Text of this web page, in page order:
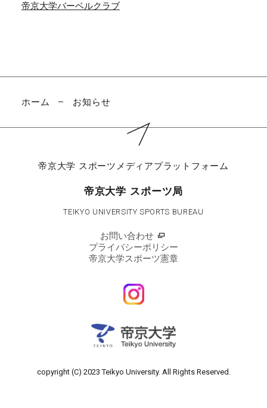
帝京大学バーベルクラブ
ホーム お知らせ
帝京大学 スポーツメディアプラットフォーム
帝京大学 スポーツ局
TEIKYO UNIVERSITY SPORTS BUREAU
お問い合わせ
プライバシーポリシー
帝京大学スポーツ憲章
copyright (C) 2023 Teikyo University. All Rights Reserved.